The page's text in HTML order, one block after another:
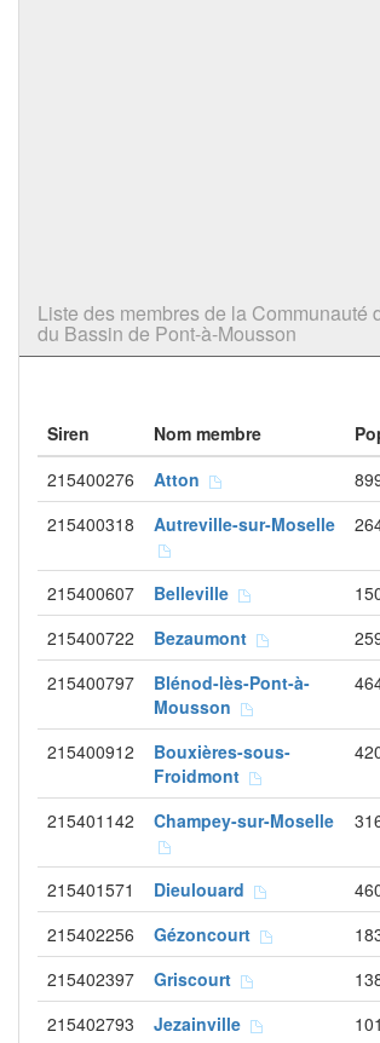
Liste des membres de la Communauté
du Bassin de Pont-à-Mousson
Siren Nom membre
215400276
Atton
215400318 Autreville-sur-Moselle
215400607 Belleville
215400722 Bezaumont
215400797
Blénod-lès-Pont-à-
Mousson
215400912
Bouxières-sous-
Froidmont
215401142 Champey-sur-Moselle
215401571 Dieulouard
215402256 Gézoncourt
215402397 Griscourt
215402793 Jezainville